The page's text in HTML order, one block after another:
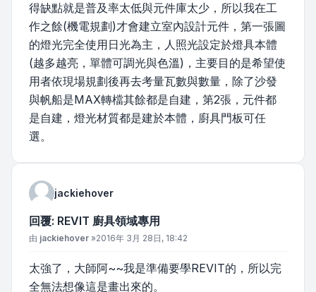
得缺點就是普及率太低與元件庫太少，所以我在工
作之餘(機電規劃)才會建立室內設計元件，第一張圖
的燈光完全使用日光為主，人照光設定於燈具本體
(越多越亮，單體可調光與色溫)，主要目的是希望使
用者依現場規劃後再去考量瓦數與數量，除了沙發
與帆船是MAX轉檔其餘都是自建，第2張，元件都
是自建，燈光材質都是建於本體，廚具門板可任
選。
jackiehover
回覆: REVIT 廚具領域專用
文章
由 jackiehover »2016年 3月 28日, 18:42
太強了，大師阿~~我是準備要學REVIT的，所以完
全無法想像這是畫出來的。